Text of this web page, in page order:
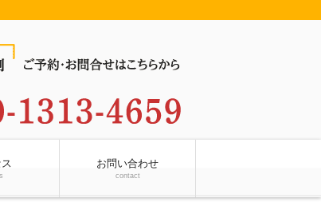
お問い合わせ
contact